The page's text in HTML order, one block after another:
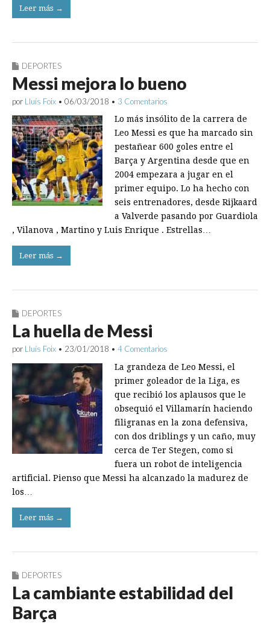
Leer más →
DEPORTES
Messi mejora lo bueno
por Lluís Foix • 06/03/2018 • 3 Comentarios
Lo más insólito de la carrera de
Leo Messi es que ha marcado sin
pestañear 600 goles entre el
Barça y Argentina desde que en
2004 empezara a jugar en el
primer equipo. Lo ha hecho con
seis entrenadores, desde Rijkaard
a Valverde pasando por Guardiola
, Vilanova , Martino y Luis Enrique . Estrellas…
Leer más →
DEPORTES
La huella de Messi
por Lluís Foix • 23/01/2018 • 4 Comentarios
La grandeza de Leo Messi, el
primer goleador de la Liga, es
que recibió los aplausos que le
obsequió el Villamarín haciendo
filigranas en la zona defensiva,
con dos driblings y un caño, muy
cerca de Ter Stegen, como si
fuera un robot de inteligencia
artificial. Pienso que Messi ha alcanzado la madurez de
los…
Leer más →
DEPORTES
La cambiante estabilidad del
Barça